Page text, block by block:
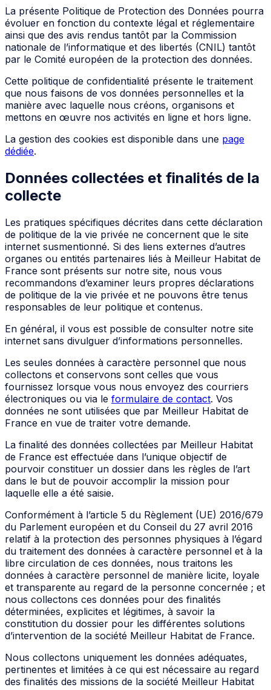
La présente Politique de Protection des Données pourra
évoluer en fonction du contexte légal et réglementaire
ainsi que des avis rendus tantôt par la Commission
nationale de l’informatique et des libertés (CNIL) tantôt
par le Comité européen de la protection des données.
Cette politique de confidentialité présente le traitement
que nous faisons de vos données personnelles et la
manière avec laquelle nous créons, organisons et
mettons en œuvre nos activités en ligne et hors ligne.
La gestion des cookies est disponible dans une page
dédiée.
Données collectées et finalités de la
collecte
Les pratiques spécifiques décrites dans cette déclaration
de politique de la vie privée ne concernent que le site
internet susmentionné. Si des liens externes d’autres
organes ou entités partenaires liés à Meilleur Habitat de
France sont présents sur notre site, nous vous
recommandons d’examiner leurs propres déclarations
de politique de la vie privée et ne pouvons être tenus
responsables de leur politique et contenus.
En général, il vous est possible de consulter notre site
internet sans divulguer d’informations personnelles.
Les seules données à caractère personnel que nous
collectons et conservons sont celles que vous
fournissez lorsque vous nous envoyez des courriers
électroniques ou via le formulaire de contact. Vos
données ne sont utilisées que par Meilleur Habitat de
France en vue de traiter votre demande.
La finalité des données collectées par Meilleur Habitat
de France est effectuée dans l’unique objectif de
pourvoir constituer un dossier dans les règles de l’art
dans le but de pouvoir accomplir la mission pour
laquelle elle a été saisie.
Conformément à l’article 5 du Règlement (UE) 2016/679
du Parlement européen et du Conseil du 27 avril 2016
relatif à la protection des personnes physiques à l’égard
du traitement des données à caractère personnel et à la
libre circulation de ces données, nous traitons les
données à caractère personnel de manière licite, loyale
et transparente au regard de la personne concernée ; et
nous collectons ces données pour des finalités
déterminées, explicites et légitimes, à savoir la
constitution du dossier pour les différentes solutions
d’intervention de la société Meilleur Habitat de France.
Nous collectons uniquement les données adéquates,
pertinentes et limitées à ce qui est nécessaire au regard
des finalités des missions de la société Meilleur Habitat